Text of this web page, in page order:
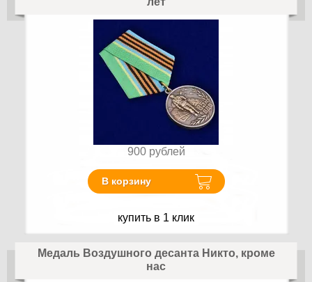
900 рублей
В корзину
купить в 1 клик
Медаль Воздушного десанта Никто, кроме
нас